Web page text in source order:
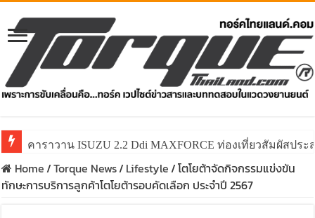
คาราวาน ISUZU 2.2 Ddi MAXFORCE ท่องเที่ยวสัมผัสป
Home/Torque News/ Lifestyle/โตโยต้าจัดกิจกรรมแข่งขัน
ทักษะการบริการลูกค้าโตโยต้ารอบคัดเลือก ประจำปี 2567